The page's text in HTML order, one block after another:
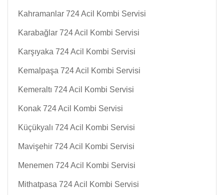
Kahramanlar 724 Acil Kombi Servisi
Karabağlar 724 Acil Kombi Servisi
Karşıyaka 724 Acil Kombi Servisi
Kemalpaşa 724 Acil Kombi Servisi
Kemeraltı 724 Acil Kombi Servisi
Konak 724 Acil Kombi Servisi
Küçükyalı 724 Acil Kombi Servisi
Mavişehir 724 Acil Kombi Servisi
Menemen 724 Acil Kombi Servisi
Mithatpasa 724 Acil Kombi Servisi